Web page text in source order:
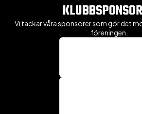
Vi tackar våra sponsorer som gör det
föreningen.